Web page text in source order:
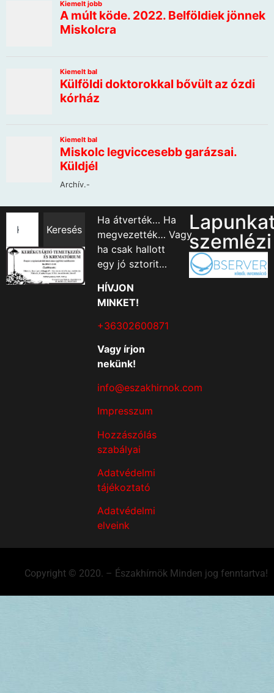
Keresés
Ha átverték… Ha
megvezették… Vagy
ha csak hallott
egy jó sztorit…
HÍVJON
MINKET!
+36302600871
Vagy írjon
nekünk!
info@eszakhirnok.com
Impresszum
Hozzászólás
szabályai
Adatvédelmi
tájékoztató
Adatvédelmi
elveink
szemlézi
Copyright © 2020. – Északhírnök Minden jog fenntartva!